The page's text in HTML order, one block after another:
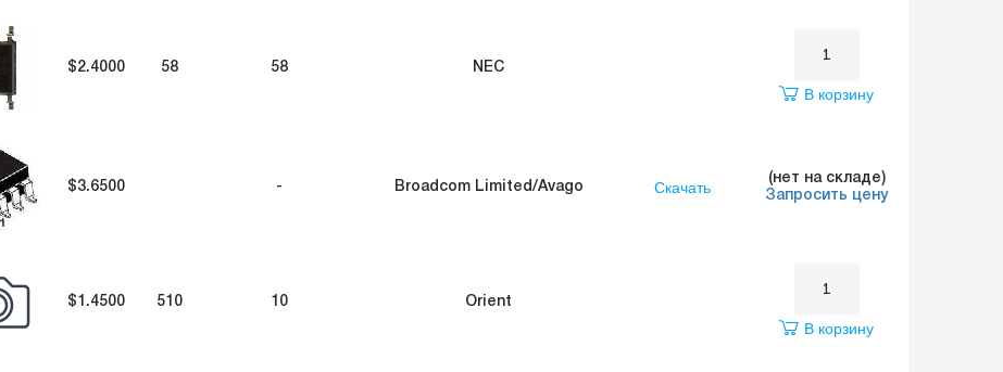
$2.4000 58 58 NEC
В корзину
$3.6500 - Broadcom Limited/Avago Скачать
(нет на складе)
Запросить цену
$1.4500 510 10 Orient
В корзину